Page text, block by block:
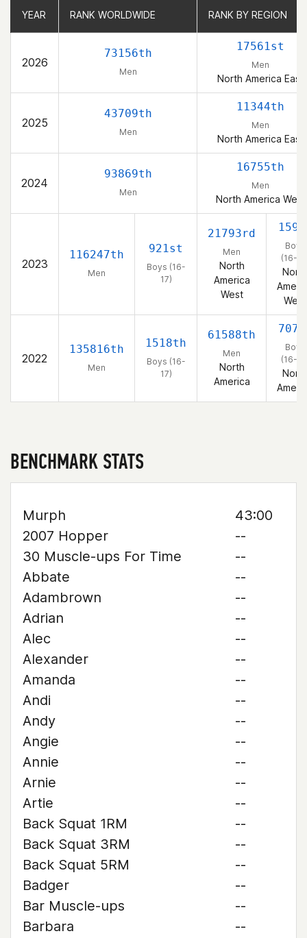
YEAR RANK WORLDWIDE RANK BY REGION
2026
73156th
Men
17561st
Men
North America East
2025
43709th
Men
11344th
Men
North America East
2024
93869th
Men
16755th
Men
North America West
2023
116247th
Men
921st
Boys (16-
17)
21793rd
Men
North
America
West
Boys
(16-
North
West
2022
135816th
Men
1518th
Boys (16-
17)
61588th
Men
North
America
Boys
(16-
North
YEAR RANK WORLDWIDE RANK BY REGION
BENCHMARK STATS
Murph
43:00
2007 Hopper
--
30 Muscle-ups For Time
--
Abbate
--
Adambrown
--
Adrian
--
Alec
--
Alexander
--
Amanda
--
Andi
--
Andy
--
Angie
--
Annie
--
Arnie
--
Artie
--
Back Squat 1RM
--
Back Squat 3RM
--
Back Squat 5RM
--
Badger
--
Bar Muscle-ups
--
Barbara
--